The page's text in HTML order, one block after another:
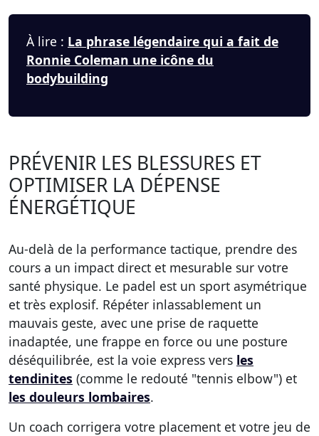
À lire : La phrase légendaire qui a fait de
Ronnie Coleman une icône du
bodybuilding
PRÉVENIR LES BLESSURES ET
OPTIMISER LA DÉPENSE
ÉNERGÉTIQUE
Au-delà de la performance tactique, prendre des
cours a un impact direct et mesurable sur votre
santé physique. Le padel est un sport asymétrique
et très explosif. Répéter inlassablement un
mauvais geste, avec une prise de raquette
inadaptée, une frappe en force ou une posture
déséquilibrée, est la voie express vers les
tendinites (comme le redouté "tennis elbow") et
les douleurs lombaires.
Un coach corrigera votre placement et votre jeu de